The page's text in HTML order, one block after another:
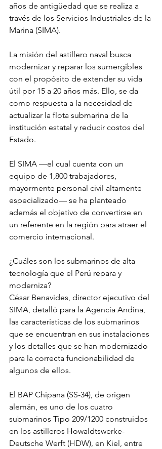
años de antigüedad que se realiza a
través de los Servicios Industriales de la
Marina (SIMA).
La misión del astillero naval busca
modernizar y reparar los sumergibles
con el propósito de extender su vida
útil por 15 a 20 años más. Ello, se da
como respuesta a la necesidad de
actualizar la flota submarina de la
institución estatal y reducir costos del
Estado.
El SIMA —el cual cuenta con un
equipo de 1,800 trabajadores,
mayormente personal civil altamente
especializado— se ha planteado
además el objetivo de convertirse en
un referente en la región para atraer el
comercio internacional.
¿Cuáles son los submarinos de alta
tecnología que el Perú repara y
moderniza?
César Benavides, director ejecutivo del
SIMA, detalló para la Agencia Andina,
las características de los submarinos
que se encuentran en sus instalaciones
y los detalles que se han modernizado
para la correcta funcionabilidad de
algunos de ellos.
El BAP Chipana (SS-34), de origen
alemán, es uno de los cuatro
submarinos Tipo 209/1200 construidos
en los astilleros Howaldtswerke-
Deutsche Werft (HDW), en Kiel, entre